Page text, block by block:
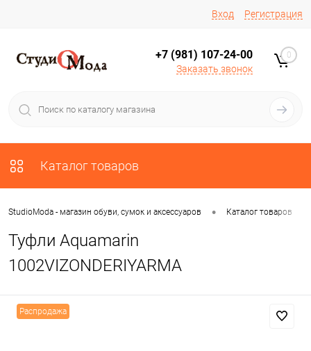
Вход Регистрация
+7 (981) 107-24-00
Заказать звонок
0
Каталог товаров
StudioModa - магазин обуви, сумок и аксессуаров • Каталог товаров
Туфли Aquamarin
1002VIZONDERIYARMA
Распродажа